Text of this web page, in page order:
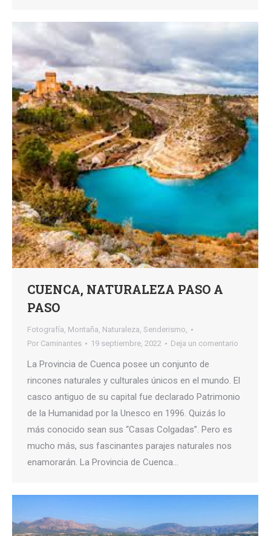
CUENCA, NATURALEZA PASO A
PASO
Fotografía, Montaña, Naturaleza, Senderismo,
Por Caminantes 19 septiembre, 2022 Deja un comentario
La Provincia de Cuenca posee un conjunto de
rincones naturales y culturales únicos en el mundo. El
casco antiguo de su capital fue declarado Patrimonio
de la Humanidad por la Unesco en 1996. Quizás lo
más conocido sean sus “Casas Colgadas”. Pero es
mucho más, sus fascinantes parajes naturales nos
enamorarán. La Provincia de Cuenca…